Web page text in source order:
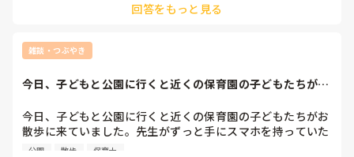
回答をもっと見る
雑談・つぶやき
今日、子どもと公園に行くと近くの保育園の子どもたちがお
今日、子どもと公園に行くと近くの保育園の子どもたちがお
散歩に来ていました。先生がずっと手にスマホを持っていた
ので時計変わりにして見ているのかな？と思ってしばらく見
公園 散歩 保育士